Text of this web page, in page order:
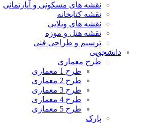
نقشه های مسکونی و آپارتمانی
نقشه کتابخانه
نقشه های ویلایی
نقشه هتل و موزه
ترسیم و طراحی فنی
دانشجویی
طرح معماری
طرح 1 معماری
طرح 2 معماری
طرح 3 معماری
طرح 4 معماری
طرح 5 معماری
پارک